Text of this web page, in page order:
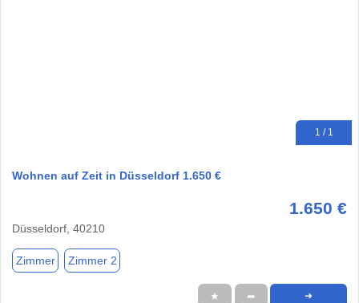
1 / 1
Wohnen auf Zeit in Düsseldorf 1.650 €
1.650 €
Düsseldorf, 40210
Zimmer Zimmer 2
★ ➦ ➜